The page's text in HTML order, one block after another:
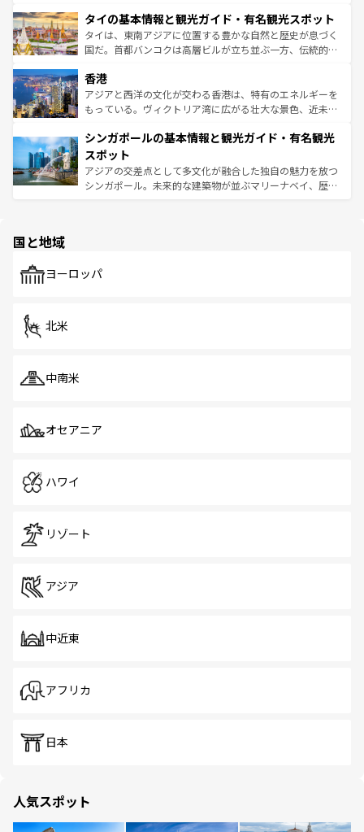
わってみてほしい。 なお、新着の韓国情報はコンテンツ一
覧 を参照してほしい。
急速な発展と共に伝統が息づく。ハノイの古い町並みやホ
ーチミン市のフランス統治時代の建物も、独特の雰囲気を
醸し出している。また、バラエティの豊かさとおいしさで
とつ。フォーやバインミー、ベトナムコーヒーなどは、ぜ
ひ現地で味わいたい。どの地域を訪れてもあたたかい人々
が旅行者を迎えてくれるので、きっと忘れられない旅にな
参照してほしい。
タイの基本情報と観光ガイド・有名観光スポット
タイは、東南アジアに位置する豊かな自然と歴史が息づく
国だ。首都バンコクは高層ビルが立ち並ぶ一方、伝統的な
の活気が交差している。北部ではチェンマイなどの山岳地
帯で自然と触れ合い、南部ではプーケットやクラビの美し
いビーチでリゾート気分を楽しむことができる。タイ料理
激する。気候は一年中温暖で、どの季節にも異なる楽しみ
が待っている。親しみやすいタイの人々、仏教を中心とし
た文化、そして多様な観光資源が、訪れる旅人を魅了し続
ける。 なお、新着のタイ情報はコンテンツ一覧を参照して
香港
アジアと西洋の文化が交わる香港は、特有のエネルギーを
もっている。ヴィクトリア湾に広がる壮大な景色、近未来
み、どこを訪れても感動するはず。観光スポットが密集し
ており、効率よく見どころを回れるのも魅力。息をのむよ
うな絶景から文化的な体験まで、香港を存分に楽しみ尽く
そう。 なお、新着の香港情報はコンテンツ一覧を参照して
シンガポールの基本情報と観光ガイド・有名観光
スポット
アジアの交差点として多文化が融合した独自の魅力を放つ
シンガポール。未来的な建築物が並ぶマリーナベイ、歴史
で、ホーカーズは地元の風情を楽しめる外せないスポット
国と地域
ヨーロッパ
北米
中南米
オセアニア
ハワイ
リゾート
アジア
中近東
アフリカ
日本
人気スポット